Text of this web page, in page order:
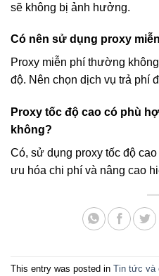
sẽ không bị ảnh hưởng.
Có nên sử dụng proxy
Proxy miễn phí thường
độ. Nên chọn dịch vụ trả phí
Proxy tốc độ cao có phù
không?
Có, sử dụng proxy tốc độ
ưu hóa chi phí và nâng cao
This entry was posted in Tin tức và